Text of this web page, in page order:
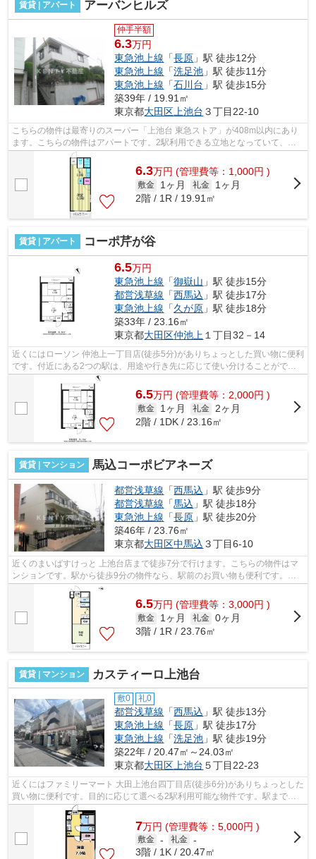
賃貸 | アパート アーバンヒルズ
仲手半額
6.3万円
東急池上線 「長原 」駅 徒歩12分
東急池上線 「洗足池 」駅 徒歩11分
東急池上線 「石川台 」駅 徒歩15分
築39年 / 19.91㎡
東京都大田区 上池台 ３丁目22-10
こちらの物件は最寄りのスーパー「上池台 東急ストア」が408m以内にあり
ます。こちらの物件はアパートです。2駅利用できる立地となっていて、ア
クセスが良いです。こちらのアパートで...
6.3万円 (管理費等：1,000円 )
敷金 1ヶ月 礼金
1ヶ月
2階 / 1R / 19.91㎡
賃貸 | アパート コーポ芹が谷
6.5万円
東急池上線 「御嶽山 」駅 徒歩15分
都営浅草線 「西馬込 」駅 徒歩17分
東急池上線 「久が原 」駅 徒歩18分
築33年 / 23.16㎡
東京都大田区仲池上 １丁目32－14
近くにはローソン 仲池上一丁目店(徒歩5分)がありちょっとした買い物に便利
です。付近にある2つの駅は、用途や行き先に応じて使い分けることができ
ます。駅から徒歩15分のところにある...
6.5万円 (管理費等：2,000円 )
敷金 1ヶ月 礼金 2ヶ月
2階 / 1DK / 23.16㎡
賃貸 | マンション 馬込コーポビアネーズ
都営浅草線 「西馬込 」駅 徒歩9分
都営浅草線 「馬込 」駅 徒歩18分
東急池上線 「長原 」駅 徒歩20分
築46年 / 23.76㎡
東京都大田区中馬込 ３丁目6-10
近くのまいばすけっと 上池台店まで徒歩7分で行けます。こちらの物件はマ
ンションです。駅から徒歩9分の物件なら、駅前のお買い物も便利です。付
近にある2つの駅は、用途や行き先に応...
6.5万円 (管理費等：3,000円 )
敷金 1ヶ月 礼金 0ヶ月
3階 / 1R / 23.76㎡
賃貸 | マンション カスティーロ上池台
敷0 礼0
都営浅草線 「西馬込 」駅 徒歩13分
東急池上線 「長原 」駅 徒歩17分
東急池上線 「洗足池 」駅 徒歩19分
築22年 / 20.47㎡～24.03㎡
東京都大田区上池台 ５丁目22-23
近くにはファミリーマート 大田上池台四丁目店(徒歩6分)がありちょっとした
買い物に便利です。目的に応じて選べる2駅利用可能な物件です。駅まで歩
いて13分ほどの、魅力的な立地の物件...
7万円 (管理費等：5,000円 )
敷金 - 礼金 -
3階 / 1K / 20.47㎡